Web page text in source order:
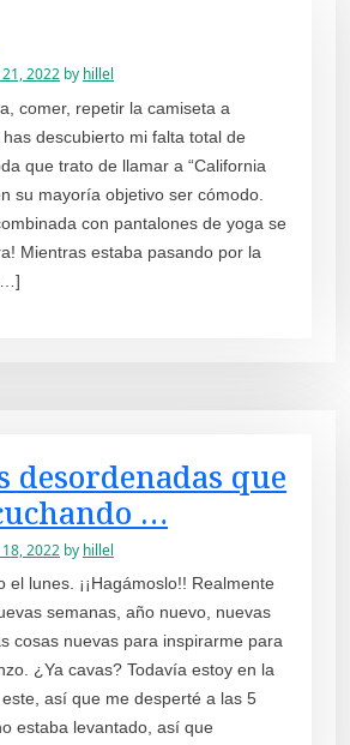
2022 by hillel
comer, repetir la camiseta a
descubierto mi falta total de
que trato de llamar a “California
su mayoría objetivo ser cómodo.
con pantalones de yoga se
Mientras estaba pasando por la
desordenadas que
…
2022 by hillel
el lunes. ¡¡Hagámoslo!! Realmente
semanas, año nuevo, nuevas
cosas nuevas para inspirarme para
¿Ya cavas? Todavía estoy en la
así que me desperté a las 5
estaba levantado, así que